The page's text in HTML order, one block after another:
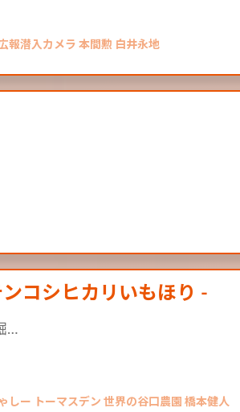
報潜入カメラ 本間勲 白井永地
コシヒカリいもほり -
…
しー トーマスデン 世界の谷口農園 橋本健人